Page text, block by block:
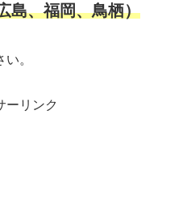
島、福岡、鳥栖）
。
ーリンク